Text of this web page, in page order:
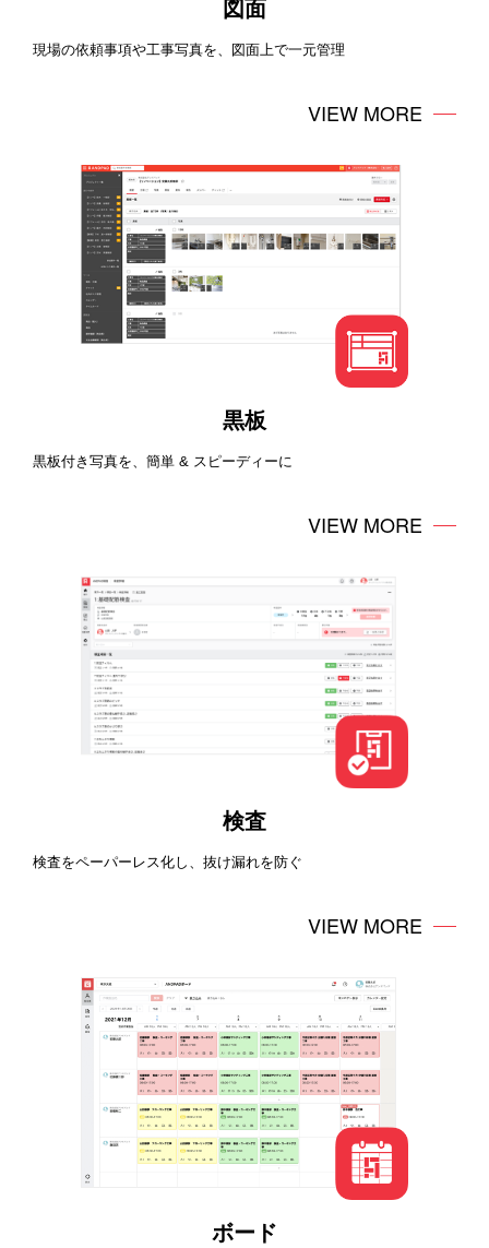
図面
現場の依頼事項や工事写真を、図面上で一元管理
VIEW MORE
黒板
黒板付き写真を、簡単 & スピーディーに
VIEW MORE
検査
検査をペーパーレス化し、抜け漏れを防ぐ
VIEW MORE
ボード